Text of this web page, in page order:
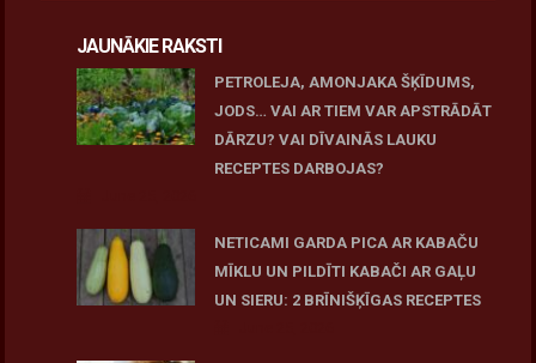
JAUNĀKIE RAKSTI
PETROLEJA, AMONJAKA ŠĶĪDUMS,
JODS… VAI AR TIEM VAR APSTRĀDĀT
DĀRZU? VAI DĪVAINĀS LAUKU
RECEPTES DARBOJAS?
NETICAMI GARDA PICA AR KABAČU
MĪKLU UN PILDĪTI KABAČI AR GAĻU
UN SIERU: 2 BRĪNIŠĶĪGAS RECEPTES